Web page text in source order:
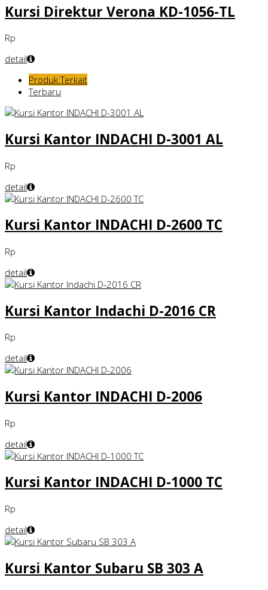
Kursi Direktur Verona KD-1056-TL
Rp
detail
Produk Terkait
Terbaru
Kursi Kantor INDACHI D-3001 AL
Rp
detail
Kursi Kantor INDACHI D-2600 TC
Rp
detail
Kursi Kantor Indachi D-2016 CR
Rp
detail
Kursi Kantor INDACHI D-2006
Rp
detail
Kursi Kantor INDACHI D-1000 TC
Rp
detail
Kursi Kantor Subaru SB 303 A